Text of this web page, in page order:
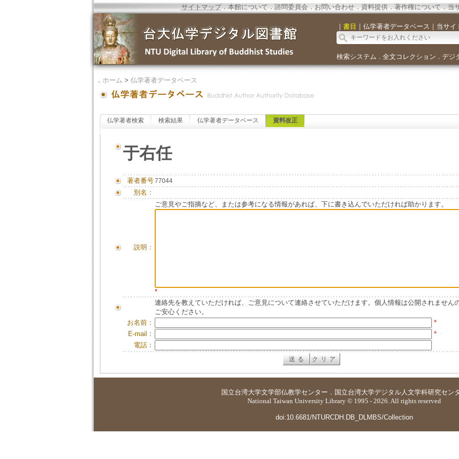
サイトマップ．本館について．諮問委員会． お問い合わせ． 資料提供．著作権について．当
｜ 書目 ｜ 仏学著者データベース ｜ 当サイ
検索システム ． 全文コレクション ． デジ
． ホーム > 仏学著者データベース
仏学著者検索 検索結果 仏学著者データベース 資料改正
于右任
著者番号77044
別名：
説明：
ご意見やご指摘など、または参考になる情報があれば、下に書き込んでいただければ助かります。
*
連絡先を教えていただければ、ご意見について連絡させていただけます。個人情報は公開されません
ご安心ください。
お名前：
*
E-mail：
*
電話：
国立台湾大学文学部仏教学センター ． 国立台湾大学デジタル人文学科研究セン
National Taiwan University Library © 1995 - 2026. All rights reserved
doi:10.6681/NTURCDH.DB_DLMBS/Collection